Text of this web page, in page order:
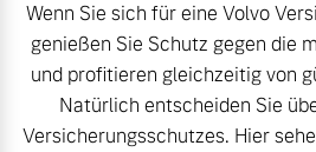
Volvo
Die
Mehr
Wenn Sie sich für eine Volvo
genießen Sie Schutz gegen die
und profitieren gleichzeitig von
Natürlich entscheiden Sie
Versicherungsschutzes. Hier